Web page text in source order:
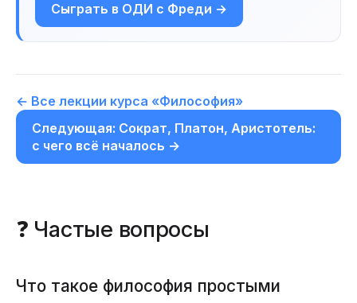
Сыграть в ОДИ с Фреди →
← Все лекции курса «Философия»
Следующая: Сократ, Платон, Аристотель:
с чего всё началось →
❓ Частые вопросы
Что такое философия простыми